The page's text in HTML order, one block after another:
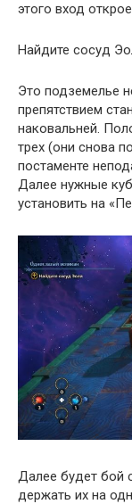
этого вход
Найдите сосуд
Это подземелье
препятствием
наковальней.
трех (они снова
постаменте
Далее нужные
установить на
Далее будет бой
держать их на